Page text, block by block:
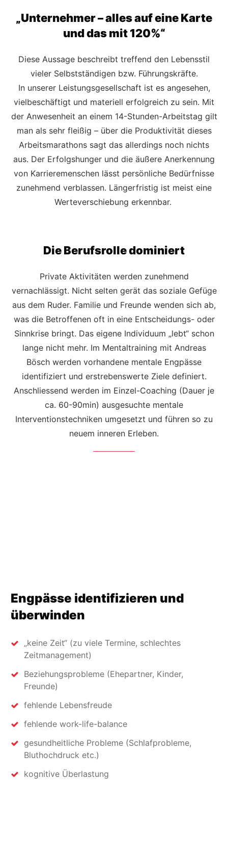
„Unternehmer – alles auf eine Karte
und das mit 120%“
Diese Aussage beschreibt treffend den Lebensstil
vieler Selbstständigen bzw. Führungskräfte.
In unserer Leistungsgesellschaft ist es angesehen,
vielbeschäftigt und materiell erfolgreich zu sein. Mit
der Anwesenheit an einem 14-Stunden-Arbeitstag gilt
man als sehr fleißig – über die Produktivität dieses
Arbeitsmarathons sagt das allerdings noch nichts
aus. Der Erfolgshunger und die äußere Anerkennung
von Karrieremenschen lässt persönliche Bedürfnisse
zunehmend verblassen. Längerfristig ist meist eine
Werteverschiebung erkennbar.
Die Berufsrolle dominiert
Private Aktivitäten werden zunehmend
vernachlässigt. Nicht selten gerät das soziale Gefüge
aus dem Ruder. Familie und Freunde wenden sich ab,
was die Betroffenen oft in eine Entscheidungs- oder
Sinnkrise bringt. Das eigene Individuum „lebt“ schon
lange nicht mehr. Im Mentaltraining mit Andreas
Bösch werden vorhandene mentale Engpässe
identifiziert und erstrebenswerte Ziele definiert.
Anschliessend werden im Einzel-Coaching (Dauer je
ca. 60-90min) ausgesuchte mentale
Interventionstechniken umgesetzt und führen so zu
neuem inneren Erleben.
Engpässe identifizieren und
überwinden
„keine Zeit“ (zu viele Termine, schlechtes
Zeitmanagement)
Beziehungsprobleme (Ehepartner, Kinder,
Freunde)
fehlende Lebensfreude
fehlende work-life-balance
gesundheitliche Probleme (Schlafprobleme,
Bluthochdruck etc.)
kognitive Überlastung